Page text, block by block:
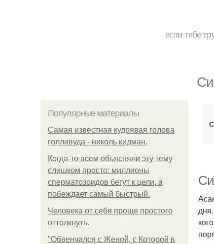
если тебе
Популярные материалы
Самая известная кудрявая голова
голливуда - николь кидман.
Когда-то всем объясняли эту тему
слишком просто: миллионы
сперматозоидов бегут к цели, а
побеждает самый быстрый.
Человека от себя проще простого
оттолкнуть.
"Обвенчался с Женой, с Которой в